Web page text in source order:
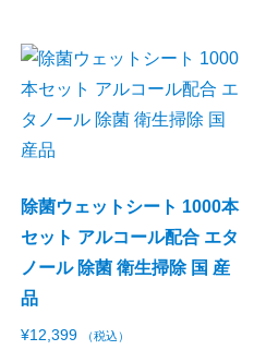
除菌ウェットシート 1000本
セット アルコール配合 エタ
ノール 除菌 衛生掃除 国 産
品
¥12,399 （税込）